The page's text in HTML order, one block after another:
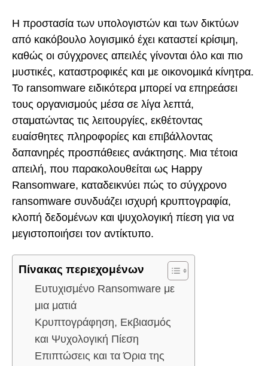
Η προστασία των υπολογιστών και των δικτύων
από κακόβουλο λογισμικό έχει καταστεί κρίσιμη,
καθώς οι σύγχρονες απειλές γίνονται όλο και πιο
μυστικές, καταστροφικές και με οικονομικά κίνητρα.
Το ransomware ειδικότερα μπορεί να επηρεάσει
τους οργανισμούς μέσα σε λίγα λεπτά,
σταματώντας τις λειτουργίες, εκθέτοντας
ευαίσθητες πληροφορίες και επιβάλλοντας
δαπανηρές προσπάθειες ανάκτησης. Μια τέτοια
απειλή, που παρακολουθείται ως Happy
Ransomware, καταδεικνύει πώς το σύγχρονο
ransomware συνδυάζει ισχυρή κρυπτογραφία,
κλοπή δεδομένων και ψυχολογική πίεση για να
μεγιστοποιήσει τον αντίκτυπο.
Πίνακας περιεχομένων
Ευτυχισμένο Ransomware με
μια ματιά
Κρυπτογράφηση, Εκβιασμός
και Ψυχολογική Πίεση
Επιπτώσεις και τα Όρια της